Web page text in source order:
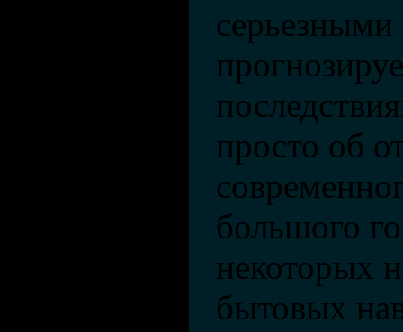
серьезными
просто об
большого
некоторых
бытовых